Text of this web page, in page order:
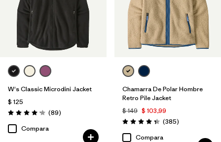
W's Classic Microdini Jacket
$ 125
Valoración: 4.1 / 5
(89Comentarios
)
Compara
Chamarra De Polar Hombre
Retro Pile Jacket
$ 149 $ 103,99
Valoración: 4.3 / 5
(385Comentarios
)
Compara